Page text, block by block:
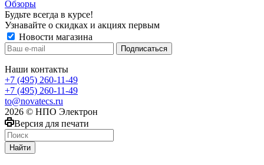
Обзоры
Будьте всегда в курсе!
Узнавайте о скидках и акциях первым
Новости магазина
Наши контакты
+7 (495) 260-11-49
+7 (495) 260-11-49
to@novatecs.ru
2026 © НПО Электрон
Версия для печати
Найти